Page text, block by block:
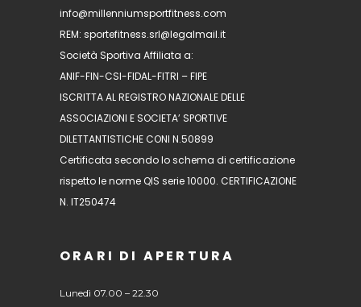
info@millenniumsportfitness.com
REM: sportefitness.srl@legalmail.it
Società Sportiva Affiliata a:
ANIF-FIN-CSI-FIDAL-FITRI – FIPE
ISCRITTA AL REGISTRO NAZIONALE DELLE
ASSOCIAZIONI E SOCIETA’ SPORTIVE
DILETTANTISTICHE CONI N.50899
Certificata secondo lo schema di certificazione
rispetto le norme QIS serie 10000. CERTIFICAZIONE
N. IT250474
ORARI DI APERTURA
Lunedì 07.00 – 22.30